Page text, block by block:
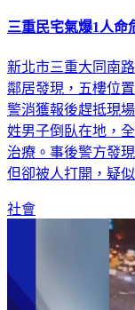
三重民宅氣爆1人命
新北市三重大同南
鄰居發現，五樓位
警消獲報後趕抵現
姓男子倒臥在地，
治療。事後警方發
但卻被人打開，疑
社會